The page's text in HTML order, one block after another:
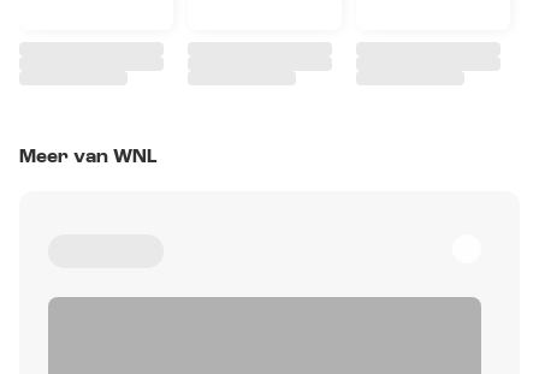
Meer van WNL